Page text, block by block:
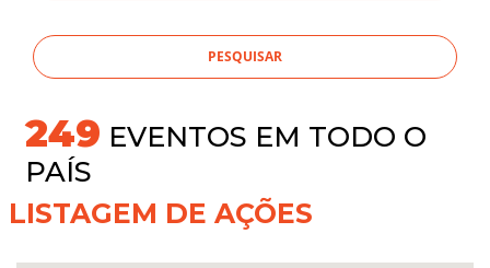
269EVENTOS EM TODO O
PAÍS
LISTAGEM DE AÇÕES